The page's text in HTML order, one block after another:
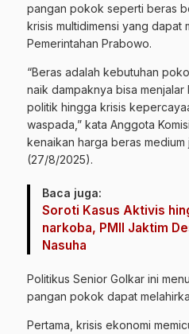
pangan pokok seperti beras
krisis multidimensi yang dapat
Pemerintahan Prabowo.
“Beras adalah kebutuhan
naik dampaknya bisa menjalar
politik hingga krisis
waspada,” kata Anggota
kenaikan harga beras medium
(27/8/2025).
Baca juga:
Soroti Kasus Aktivis
narkoba, PMII Jaktim
Nasuha
Politikus Senior Golkar ini
pangan pokok dapat
Pertama, krisis ekonomi